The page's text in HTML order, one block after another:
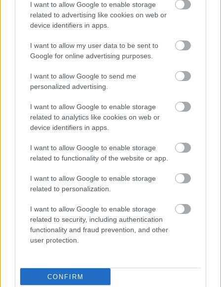
I want to allow Google to enable storage
related to advertising like cookies on web or
device identifiers in apps.
I want to allow my user data to be sent to
Google for online advertising purposes.
I want to allow Google to send me
personalized advertising.
I want to allow Google to enable storage
related to analytics like cookies on web or
device identifiers in apps.
I want to allow Google to enable storage
related to functionality of the website or app.
I want to allow Google to enable storage
related to personalization.
I want to allow Google to enable storage
related to security, including authentication
functionality and fraud prevention, and other
user protection.
CONFIRM
A napi masszázsmedence-használatból az
egészség szintén profitál, hiszen erősíti az
immunrendszert, és a vérkeringést is serkenti. Mivel
a vérkeringésnek nagy szerepe van az oxigén és a
tápanyagok sejtekhez való eljuttatásában, így olyan
fejfájás és a gyógyulási folyamatok felgyorsulása.
Ha azt hiszed, hogy a masszázsmedence kizárólag
a gazdagok kiváltsága,ismerd meg a FreeFlow
jakuzzikat, melyek minőségben megegyeznek egy
áruk jóval kedvezőbb.
Ha te is szeretnél egy ilyen masszázsmedence
büszke tulajdonosa lenni, nézz szét a SpaTrend
megfelelő darabot!